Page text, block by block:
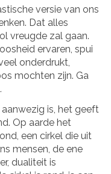
versie van ons
Dat alles
vreugde zal gaan.
ervaren, spui
onderdrukt,
mochten zijn. Ga
is, het geeft
Op aarde het
een cirkel die uit
mensen, de ene
dualiteit is